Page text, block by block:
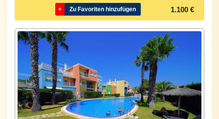
+ Zu Favoriten hinzufügen 1.100 €